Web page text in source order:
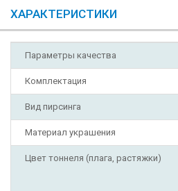
ХАРАКТЕРИСТИКИ
Параметры качества
Комплектация
Вид пирсинга
Материал украшения
Цвет тоннеля (плага, растяжки)